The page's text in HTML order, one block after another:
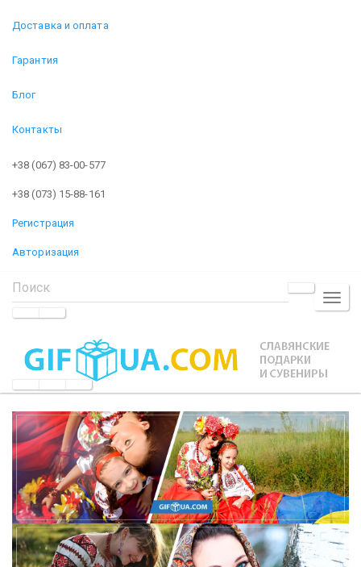
Доставка и оплата
Гарантия
Блог
Контакты
+38 (067) 83-00-577
+38 (073) 15-88-161
Регистрация
Авторизация